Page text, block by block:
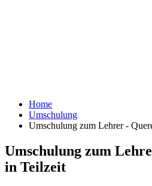
Home
Umschulung
Umschulung zum Lehrer -
Umschulung zum
in Teilzeit